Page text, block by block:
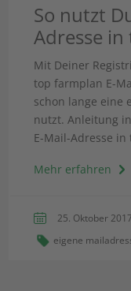
So nutzt
Adresse
Mit Deiner
top farmplan E-
schon lange eine
nutzt. Anleitung
E-Mail-Adresse
Mehr erfahren
25. Oktober 2017
eigene